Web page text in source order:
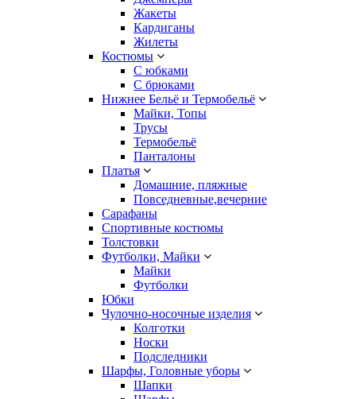
Жакеты
Кардиганы
Жилеты
Костюмы
С юбками
С брюками
Нижнее Бельё и Термобельё
Майки, Топы
Трусы
Термобельё
Панталоны
Платья
Домашние, пляжные
Повседневные,вечерние
Сарафаны
Спортивные костюмы
Толстовки
Футболки, Майки
Майки
Футболки
Юбки
Чулочно-носочные изделия
Колготки
Носки
Подследники
Шарфы, Головные уборы
Шапки